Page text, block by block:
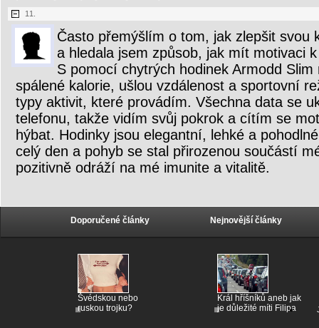
11.
Často přemýšlím o tom, jak zlepšit svou
a hledala jsem způsob, jak mít motivaci
S pomocí chytrých hodinek Armodd
spálené kalorie, ušlou vzdálenost a sportovní
typy aktivit, které provádím. Všechna data se
telefonu, takže vidím svůj pokrok a cítím se
hýbat. Hodinky jsou elegantní, lehké a
celý den a pohyb se stal přirozenou součástí
pozitivně odráží na mé imunite a vitalitě.
Doporučené články
Švédskou nebo
ruskou trojku?
Nejnovější články
Král hříšníků aneb jak
je důležité míti Filipa